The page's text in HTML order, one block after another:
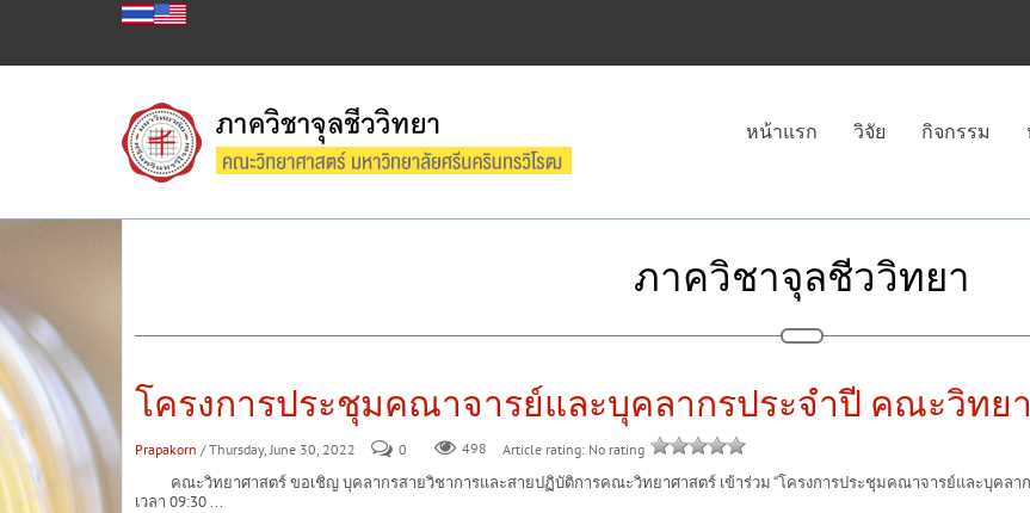
หน้าแรก วิจัย กิจกรรม
ภาควิชาจุลชีววิทยา
โครงการประชุมคณาจารย์และบุคลากรประจำปี คณะวิทย
Prapakorn / Thursday, June 30, 2022 0 498 Article rating: No rating
คณะวิทยาศาสตร์ ขอเชิญ บุคลากรสายวิชาการและสายปฏิบัติการคณะวิทยาศาสตร์ เข้าร่วม “โครงการประชุมคณาจารย์และบุคลาก
เวลา 09:30 ...